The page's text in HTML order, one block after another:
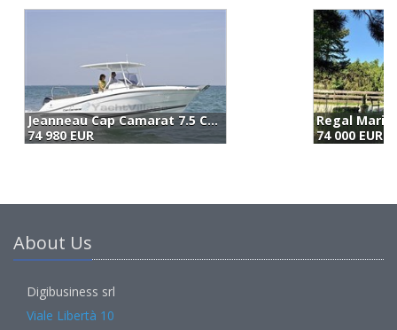
74 000 EUR
About Us
Digibusiness srl
Viale Libertà 10